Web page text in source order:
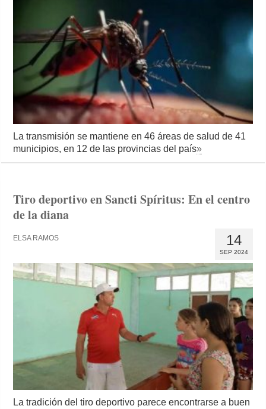
La transmisión se mantiene en 46 áreas de salud de 41
municipios, en 12 de las provincias del país»
Tiro deportivo en Sancti Spíritus: En el centro
de la diana
14
SEP 2024
ELSA RAMOS
La tradición del tiro deportivo parece encontrarse a buen